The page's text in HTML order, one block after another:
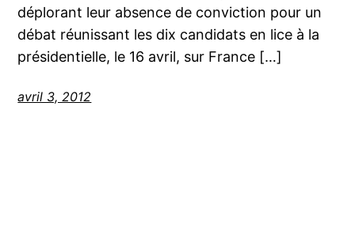
déplorant leur absence de conviction pour un
débat réunissant les dix candidats en lice à la
présidentielle, le 16 avril, sur France […]
avril 3, 2012